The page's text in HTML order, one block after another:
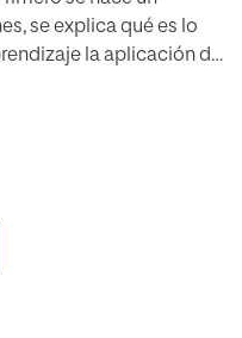
se explica qué es lo
la aplicación de
métodos
trabajar
analizando todas
se aporta una